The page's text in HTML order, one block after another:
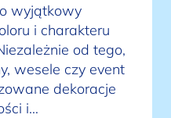
wyjątkowy
i charakteru
od tego,
wesele czy event
dekoracje
i…